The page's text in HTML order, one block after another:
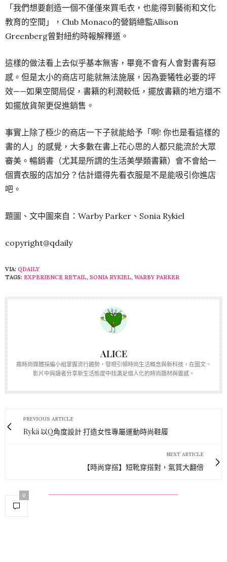
「我們想要創造一個不僅僅來買毛衣，也能得到藝術和文化
教育的空間」，Club Monaco的營銷總監Allison
Greenberg曾對紐約時報解釋道。
這樣的做法看上去似乎基本無害，畢竟不會有人會對書有惡
感。但是太小的商店可能就無法施展，因為要犧牲必要的坪
效——如果空間局促，書籍的利潤較低，擺放書籍的地方還不
如擺放貨架更促進銷售。
事實上除了極少的商店一下子就能給予「啊! 你也是看這樣的
書的人」的感覺，大多數在書上花心思的人都只能流於大眾
審美。暢銷書（尤其是所謂的生活美學類書籍）會不會給一
個賣衣服的店加分？估計還得先看衣服是不是能吸引你進店
吧。
題圖、文中圖來自：Warby Parker、Sonia Rykiel
copyright@qdaily
VIA: QDAILY
TAGS: EXPERIENCE RETAIL, SONIA RYKIEL, WARBY PARKER
ALICE
瘋時尚媒體採編小組掌握流行趨勢，發現引領時尚生活概念與新科技，在圖文、
影片中與讀者分享新生活態度中找滿足個人化的時尚題材與靈感。
PREVIOUS ARTICLE
Rykä 以Q角度設計 打造女性專屬運動時尚鞋履
NEXT ARTICLE
【時尚穿搭】短靴穿搭對，氣質大翻倍
0